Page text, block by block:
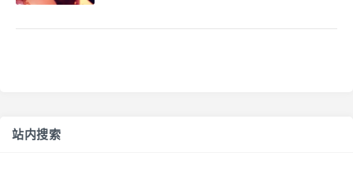
站内搜索